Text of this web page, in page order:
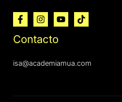
Contacto
isa@academiamua.com